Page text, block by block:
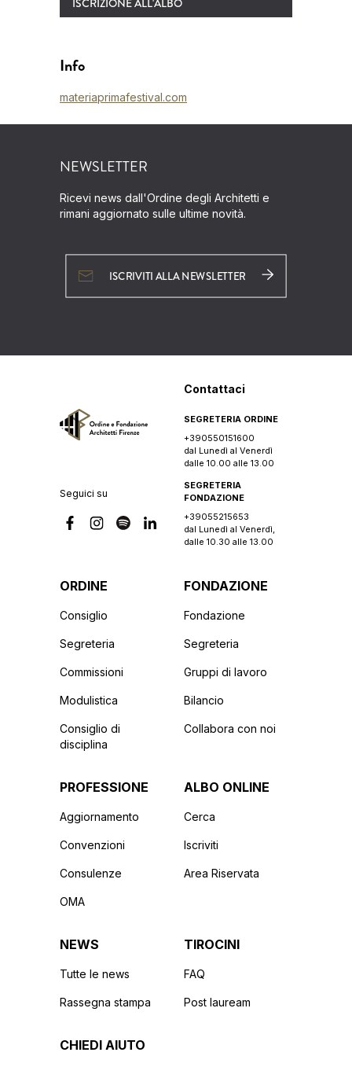
ISCRIZIONE ALL'ALBO
Info
materiaprimafestival.com
NEWSLETTER
Ricevi news dall'Ordine degli Architetti e
rimani aggiornato sulle ultime novità.
ISCRIVITI ALLA NEWSLETTER
Seguici su
Contattaci
SEGRETERIA ORDINE
+390550151600
dal Lunedì al Venerdì
dalle 10.00 alle 13.00
SEGRETERIA
FONDAZIONE
+39055215653
dal Lunedì al Venerdì,
dalle 10.30 alle 13.00
ORDINE
Consiglio
Segreteria
Commissioni
Modulistica
Consiglio di
disciplina
FONDAZIONE
Fondazione
Segreteria
Gruppi di lavoro
Bilancio
Collabora con noi
PROFESSIONE
Aggiornamento
Convenzioni
Consulenze
OMA
ALBO ONLINE
Cerca
Iscriviti
Area Riservata
NEWS
Tutte le news
Rassegna stampa
TIROCINI
FAQ
Post lauream
CHIEDI AIUTO